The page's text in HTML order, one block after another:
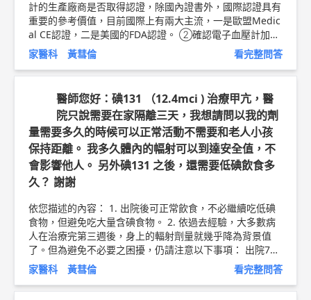
計的生產廠商是否取得認證，除國內證書外，國際認證具有
重要的參考價值，目前國際上有兩大主流，一是歐盟Medic
al CE認證，二是美國的FDA認證。 ②確認電子血壓計加壓
時噪音的大小，音量低而不吵雜刺耳者為佳。 ③確認電子
血壓計對脈搏數的測量是否準確，測不準脈搏數的血壓計，
通常也測不準血壓。 ④確認電子血壓計在測量過程中是否
出現多次加壓，出現多次加壓者較不推薦。 ⑤確認電子血
壓計測量結果的穩定性，品質較好的電子血壓計，多次測量
的結果會比較一致。 以上純係觀念交流，一切以醫師實際
看診為準。 東元醫院 家庭醫學科 主治醫師 黃彗倫 醫師簡
介 ►http://bit.ly/2uUM3sQ
家醫科 黃彗倫 看完整問答
醫師您好：碘131 （12.4mci ) 治療甲亢，醫
院只說需要在家隔離三天，我想請問以我的劑
量需要多久的時候可以正常活動不需要和老人小孩
保持距離。 我多久體內的幅射可以到達安全值，不
會影響他人。 另外碘131 之後，還需要低碘飲食多
久？ 謝謝
依您描述的內容： 1. 出院後可正常飲食，不必繼續吃低碘
食物，但避免吃大量含碘食物。 2. 依過去經驗，大多數病
人在治療完第三週後，身上的輻射劑量就幾乎降為背景值
了。但為避免不必要之困擾，仍請注意以下事項： 出院7日
內： 與其他人應保持一公尺以上距離，每天不得超過一小
時；維持在二公尺以上距離，不限時間。避免接觸孕婦或孩
童，如有必要，每天不得超過10分鐘。每次如廁後的便器應
家醫科 黃彗倫 看完整問答